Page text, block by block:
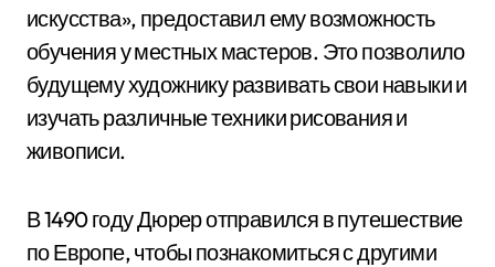
искусства», предоставил ему возможность
обучения у местных мастеров. Это позволило
будущему художнику развивать свои навыки и
изучать различные техники рисования и
живописи.
В 1490 году Дюрер отправился в путешествие
по Европе, чтобы познакомиться с другими